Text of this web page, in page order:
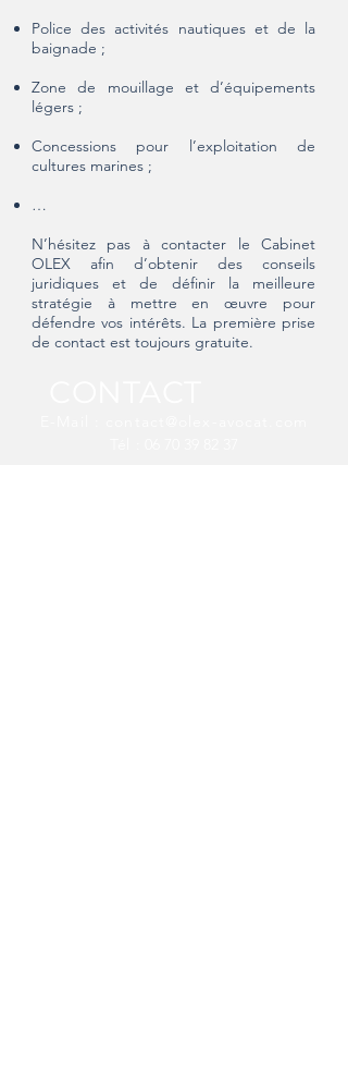
Police des activités nautiques et de la
baignade ;
Zone de mouillage et d’équipements
légers ;
Concessions pour l’exploitation de
cultures marines ;
…
N’hésitez pas à contacter le Cabinet
OLEX afin d’obtenir des conseils
juridiques et de définir la meilleure
stratégie à mettre en œuvre pour
défendre vos intérêts. La première prise
de contact est toujours gratuite.